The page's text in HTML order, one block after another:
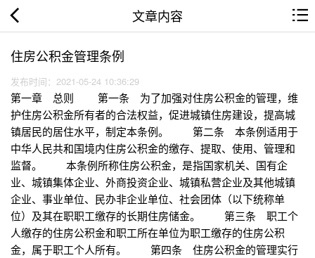
文章内容
住房公积金管理条例
发布时间：2021-05-24 10:36:29
第一章 总则 第一条 为了加强对住房公积金的管理，维
护住房公积金所有者的合法权益，促进城镇住房建设，提高城
镇居民的居住水平，制定本条例。 第二条 本条例适用于
中华人民共和国境内住房公积金的缴存、提取、使用、管理和
监督。 本条例所称住房公积金，是指国家机关、国有企
业、城镇集体企业、外商投资企业、城镇私营企业及其他城镇
企业、事业单位、民办非企业单位、社会团体（以下统称单
位）及其在职职工缴存的长期住房储金。 第三条 职工个
人缴存的住房公积金和职工所在单位为职工缴存的住房公积
金，属于职工个人所有。 第四条 住房公积金的管理实行